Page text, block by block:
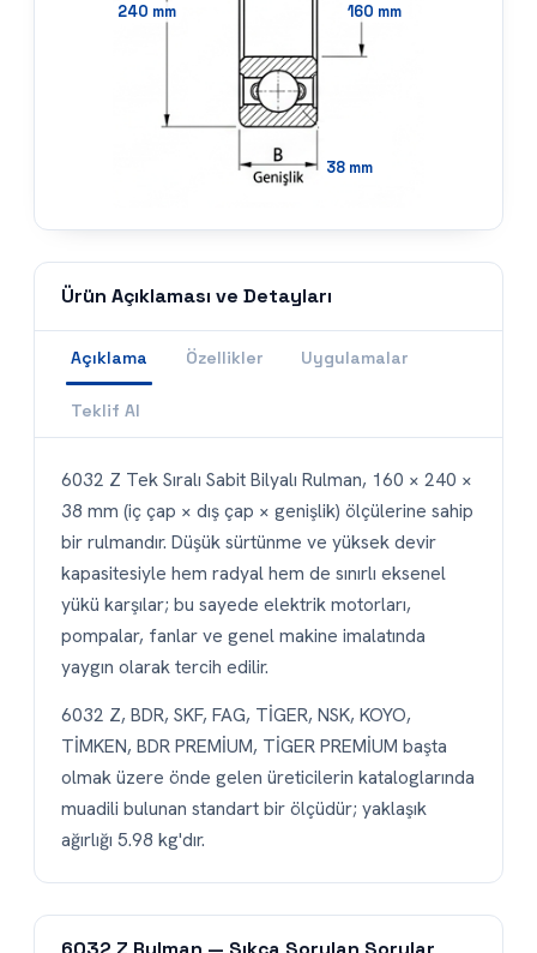
240 mm 160 mm
38 mm
Ürün Açıklaması ve Detayları
Açıklama Özellikler Uygulamalar
Teklif Al
6032 Z Tek Sıralı Sabit Bilyalı Rulman, 160 × 240 ×
38 mm (iç çap × dış çap × genişlik) ölçülerine sahip
bir rulmandır. Düşük sürtünme ve yüksek devir
kapasitesiyle hem radyal hem de sınırlı eksenel
yükü karşılar; bu sayede elektrik motorları,
pompalar, fanlar ve genel makine imalatında
yaygın olarak tercih edilir.
6032 Z, BDR, SKF, FAG, TİGER, NSK, KOYO,
TİMKEN, BDR PREMİUM, TİGER PREMİUM başta
olmak üzere önde gelen üreticilerin kataloglarında
muadili bulunan standart bir ölçüdür; yaklaşık
ağırlığı 5.98 kg'dır.